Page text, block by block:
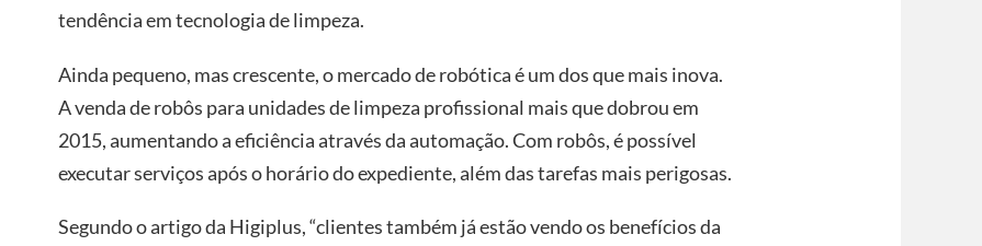
tendência em tecnologia de limpeza.
Ainda pequeno, mas crescente, o mercado de robótica é um dos que mais inova.
A venda de robôs para unidades de limpeza profissional mais que dobrou em
2015, aumentando a eficiência através da automação. Com robôs, é possível
executar serviços após o horário do expediente, além das tarefas mais perigosas.
Segundo o artigo da Higiplus, “clientes também já estão vendo os benefícios da